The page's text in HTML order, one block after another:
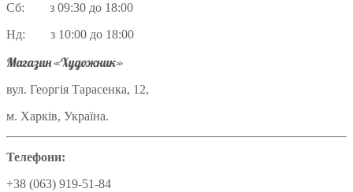
Сб: з 09:30 до 18:00
Нд: з 10:00 до 18:00
Магазин «Художник»
вул. Георгія Тарасенка, 12,
м. Харків, Україна.
Телефони:
+38 (063) 919-51-84